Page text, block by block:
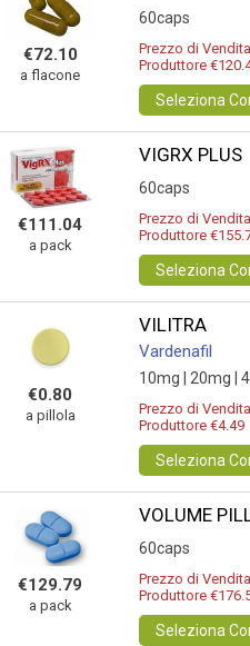
€72.10
a flacone
60caps
Prezzo di
Produttore
Seleziona
€111.04
a pack
VIGRX PLUS
60caps
Prezzo di
Produttore
Seleziona
€0.80
a pillola
VILITRA
Vardenafil
10mg | 20mg |
Prezzo di
Produttore €4.49
Seleziona
€129.79
a pack
VOLUME
60caps
Prezzo di
Produttore
Seleziona